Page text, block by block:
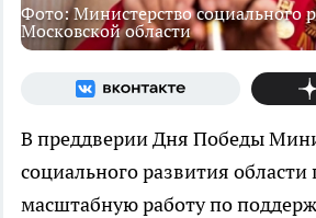
Фото: Министерство социального
Московской области
В преддверии Дня Победы
социального развития области
масштабную работу по